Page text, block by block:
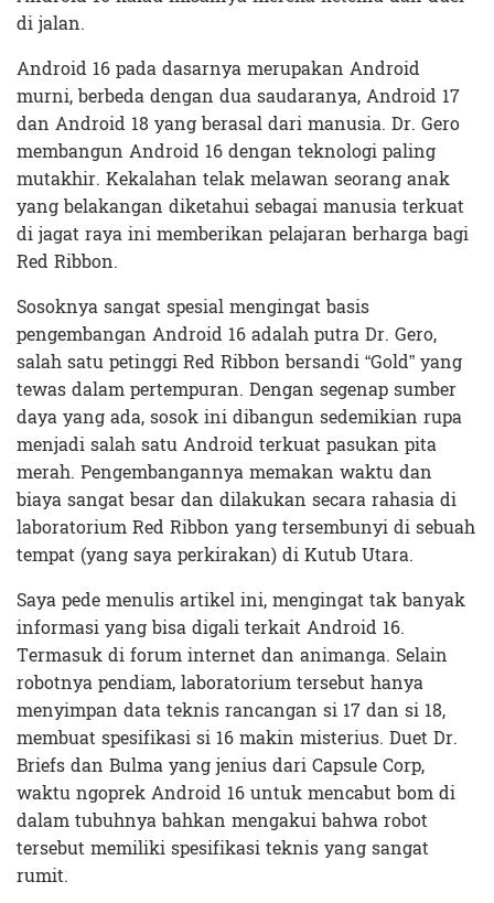
di jalan.
Android 16 pada dasarnya merupakan Android
murni, berbeda dengan dua saudaranya, Android 17
dan Android 18 yang berasal dari manusia. Dr. Gero
membangun Android 16 dengan teknologi paling
mutakhir. Kekalahan telak melawan seorang anak
yang belakangan diketahui sebagai manusia terkuat
di jagat raya ini memberikan pelajaran berharga bagi
Red Ribbon.
Sosoknya sangat spesial mengingat basis
pengembangan Android 16 adalah putra Dr. Gero,
salah satu petinggi Red Ribbon bersandi “Gold” yang
tewas dalam pertempuran. Dengan segenap sumber
daya yang ada, sosok ini dibangun sedemikian rupa
menjadi salah satu Android terkuat pasukan pita
merah. Pengembangannya memakan waktu dan
biaya sangat besar dan dilakukan secara rahasia di
laboratorium Red Ribbon yang tersembunyi di sebuah
tempat (yang saya perkirakan) di Kutub Utara.
Saya pede menulis artikel ini, mengingat tak banyak
informasi yang bisa digali terkait Android 16.
Termasuk di forum internet dan animanga. Selain
robotnya pendiam, laboratorium tersebut hanya
menyimpan data teknis rancangan si 17 dan si 18,
membuat spesifikasi si 16 makin misterius. Duet Dr.
Briefs dan Bulma yang jenius dari Capsule Corp,
waktu ngoprek Android 16 untuk mencabut bom di
dalam tubuhnya bahkan mengakui bahwa robot
tersebut memiliki spesifikasi teknis yang sangat
rumit.